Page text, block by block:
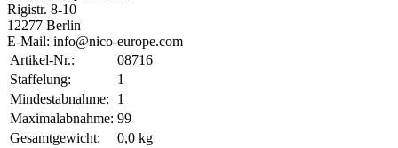
Rigistr. 8-10
12277 Berlin
E-Mail: info@nico-europe.com
Artikel-Nr.:
08716
Staffelung:
1
Mindestabnahme:
1
Maximalabnahme: 99
Gesamtgewicht:
0,0 kg